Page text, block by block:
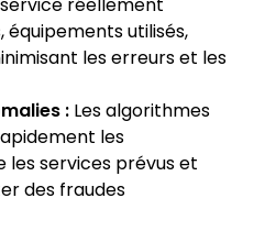
réellement
utilisés,
les erreurs et les
:Les algorithmes
les
services prévus et
des fraudes